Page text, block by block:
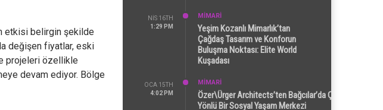
etkisi belirgin şekilde
değişen fiyatlar, eski
projeleri özellikle
devam ediyor. Bölge
NIS 16TH
1:29 PM
MİMARİ
Yeşim Kozanlı Mimarlık’tan
Çağdaş Tasarım ve Konforun
Buluşma Noktası: Elite World
Kuşadası
OCA 15TH
4:02 PM
MİMARİ
Özer\Ürger Architects’ten Bağcılar’da Çok
Yönlü Bir Sosyal Yaşam Merkezi